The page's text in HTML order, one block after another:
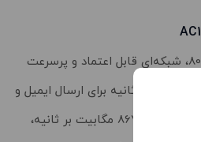
روتر Archer C6 با بهره‌گیری از فناوری وای‌فای 802.11ac، شبکه‌ای قابل اعتماد و پرسرعت
ایجاد می‌کند. باند 2.4 گیگاهرتز با سرعت حداکثر 300 مگابیت بر ثانیه برای ارسال ایمیل و
وب‌گردی مناسب است، در حالی که باند 5 گیگاهرتز با سرعت تا 867 مگابیت بر ثانیه،